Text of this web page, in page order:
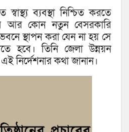
স্বাস্থ্য ব্যবস্থা নিশ্চিত করতে
আর কোন নতুন বেসরকারি
স্থাপন করা যেন না হয় সে
হবে। তিনি জেলা উন্নয়ন
নির্দেশনার কথা জানান।